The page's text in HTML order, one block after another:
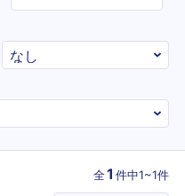
全1 件中1~1件